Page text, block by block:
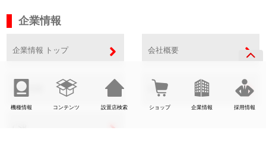
機種情報 コンテンツ 設置店検索 ショップ 企業情報 採用情報
企業情報
企業情報 トップ 会社概要
事業内容 SDGs